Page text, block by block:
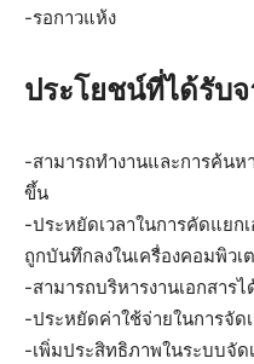
-รอกาวแห้ง
ประโยชน์ที่ได้รับ
-สามารถทำงานและการค้นห
ขึ้น
-ประหยัดเวลาในการคัดแยก
ถูกบันทึกลงในเครื่องคอมพิวเ
-สามารถบริหารงานเอกสาร
-ประหยัดค่าใช้จ่ายในการจัด
-เพิ่มประสิทธิภาพในระบบจัด